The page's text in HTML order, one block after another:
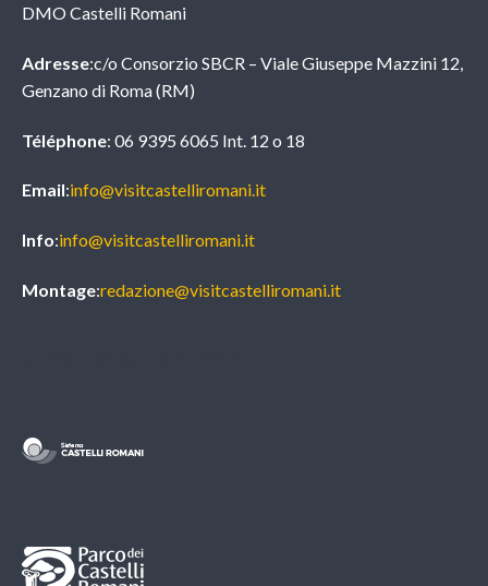
DMO Castelli Romani
Adresse:c/o Consorzio SBCR – Viale Giuseppe Mazzini 12,
Genzano di Roma (RM)
Téléphone: 06 9395 6065 Int. 12 o 18
Email:info@visitcastelliromani.it
Info:info@visitcastelliromani.it
Montage:redazione@visitcastelliromani.it